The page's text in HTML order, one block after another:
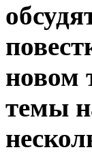
новом
темы